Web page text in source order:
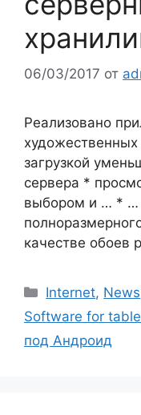
06/03/2017 от
Реализовано
загрузкой
сервера *
выбором и … * …
качестве обоев
Рубрики
Internet, News
Software for
под Андроид